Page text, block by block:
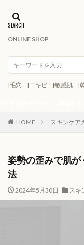
ONLINE SHOP
|毛穴 |ニキビ |敏感肌 |
HOME スキンケア
姿勢の歪みで肌
法
2024年5月30日 スキ